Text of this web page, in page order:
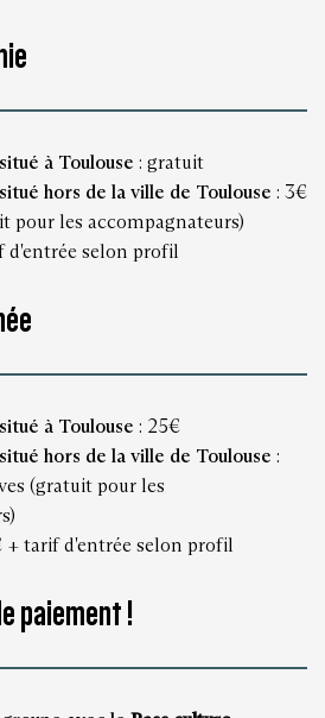
à Toulouse : gratuit
hors de la ville de Toulouse : 3€
pour les accompagnateurs)
d'entrée selon profil
à Toulouse : 25€
hors de la ville de Toulouse :
(gratuit pour les
+ tarif d'entrée selon profil
paiement !